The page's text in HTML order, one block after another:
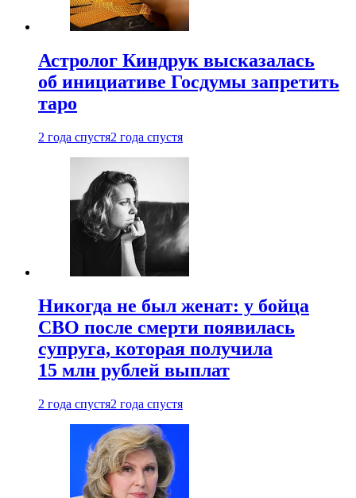
Астролог Киндрук высказалась
об инициативе Госдумы запретить
таро
2 года спустя2 года спустя
Никогда не был женат: у бойца
СВО после смерти появилась
супруга, которая получила
15 млн рублей выплат
2 года спустя2 года спустя